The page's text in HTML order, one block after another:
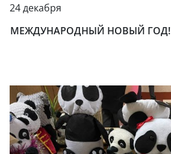
24 декабря
МЕЖДУНАРОДНЫЙ НОВЫЙ ГОД!